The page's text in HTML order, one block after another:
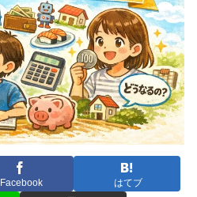
Facebook はてブ